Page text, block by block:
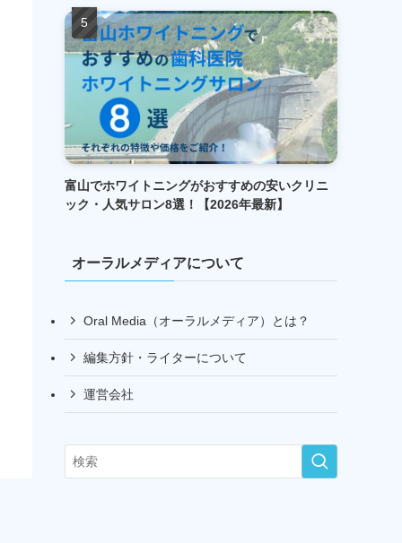
富山でホワイトニングがおすすめの安いクリニ
ック・人気サロン8選！【2026年最新】
オーラルメディアについて
Oral Media（オーラルメディア）とは？
編集方針・ライターについて
運営会社